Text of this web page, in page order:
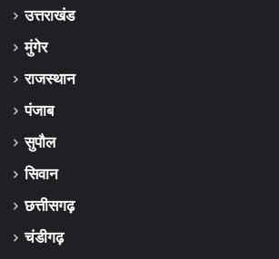
उत्तराखंड
मुंगेर
राजस्थान
पंजाब
सुपौल
सिवान
छत्तीसगढ़
चंडीगढ़